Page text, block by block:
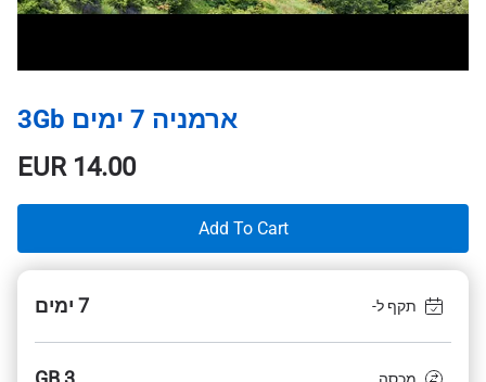
ארמניה 7 ימים 3Gb
EUR14.00
Add To Cart
תקף ל- 7 ימים